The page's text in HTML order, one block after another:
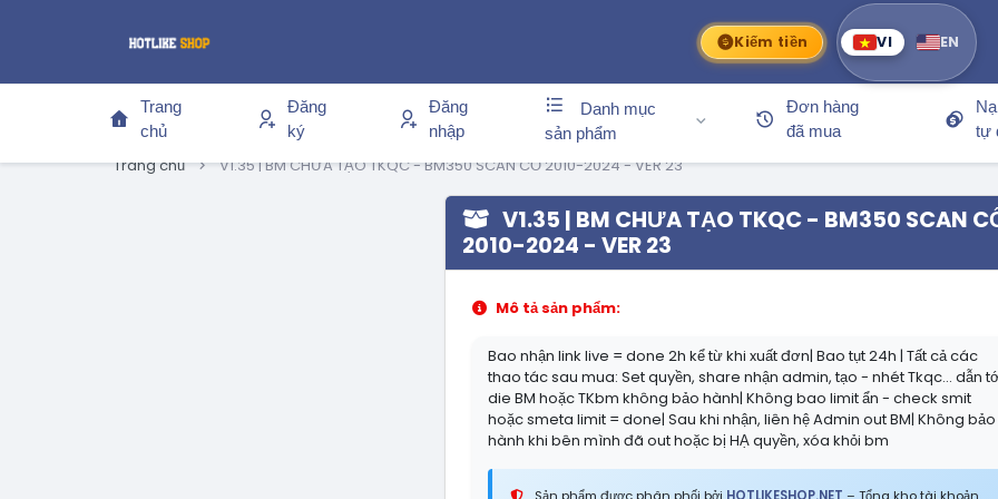
Kiếm tiền VI EN
Trang
chủ
Đăng
ký
Đăng
nhập
Danh mục
sản phẩm
Đơn hàng
đã mua
tự
Trang chủ V1.35 | BM CHƯA TẠO TKQC - BM350 SCAN CỔ 2010-2024 - VER 23
V1.35 | BM CHƯA TẠO TKQC - BM350 SCAN
2010-2024 - VER 23
Mô tả sản phẩm:
Bao nhận link live = done 2h kể từ khi xuất đơn| Bao tụt 24h | Tất cả các
thao tác sau mua: Set quyền, share nhận admin, tạo - nhét Tkqc... dẫn
die BM hoặc TKbm không bảo hành| Không bao limit ẩn - check smit
hoặc smeta limit = done| Sau khi nhận, liên hệ Admin out BM| Không bảo
hành khi bên mình đã out hoặc bị HẠ quyền, xóa khỏi bm